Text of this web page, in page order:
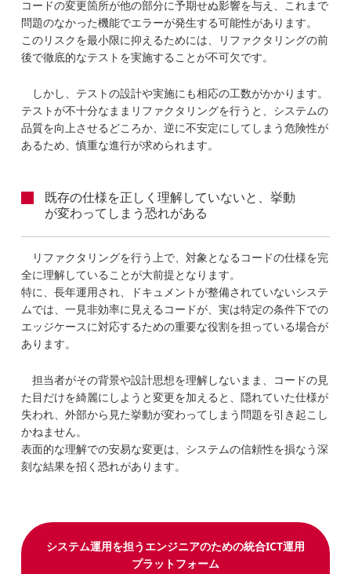
コードの変更箇所が他の部分に予期せぬ影響を与え、これまで
問題のなかった機能でエラーが発生する可能性があります。
このリスクを最小限に抑えるためには、リファクタリングの前
後で徹底的なテストを実施することが不可欠です。
しかし、テストの設計や実施にも相応の工数がかかります。
テストが不十分なままリファクタリングを行うと、システムの
品質を向上させるどころか、逆に不安定にしてしまう危険性が
あるため、慎重な進行が求められます。
既存の仕様を正しく理解していないと、挙動
が変わってしまう恐れがある
リファクタリングを行う上で、対象となるコードの仕様を完
全に理解していることが大前提となります。
特に、長年運用され、ドキュメントが整備されていないシステ
ムでは、一見非効率に見えるコードが、実は特定の条件下での
エッジケースに対応するための重要な役割を担っている場合が
あります。
担当者がその背景や設計思想を理解しないまま、コードの見
た目だけを綺麗にしようと変更を加えると、隠れていた仕様が
失われ、外部から見た挙動が変わってしまう問題を引き起こし
かねません。
表面的な理解での安易な変更は、システムの信頼性を損なう深
刻な結果を招く恐れがあります。
システム運用を担うエンジニアのための統合ICT運用
プラットフォーム